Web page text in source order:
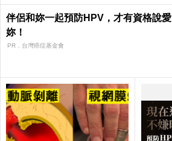
伴侶和妳一起預防HPV，才有資格說愛
妳！
PR．台灣癌症基金會